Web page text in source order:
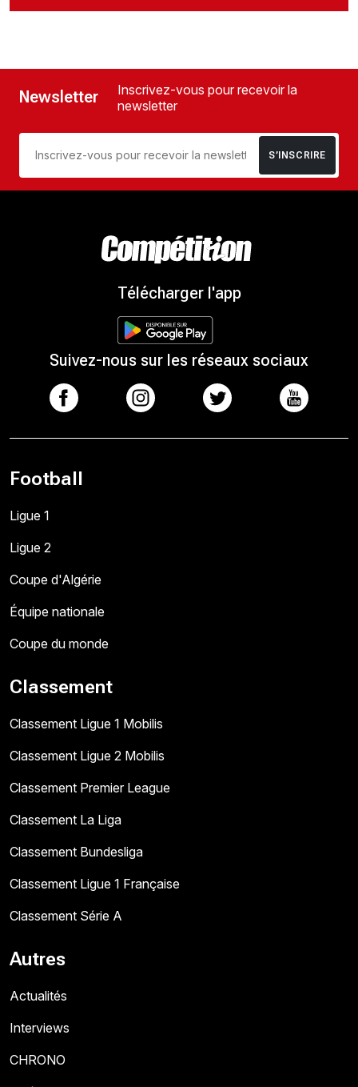
Newsletter
Inscrivez-vous pour recevoir la
newsletter
S’INSCRIRE
Télécharger l'app
Suivez-nous sur les réseaux sociaux
Football
Ligue 1
Ligue 2
Coupe d'Algérie
Équipe nationale
Coupe du monde
Classement
Classement Ligue 1 Mobilis
Classement Ligue 2 Mobilis
Classement Premier League
Classement La Liga
Classement Bundesliga
Classement Ligue 1 Française
Classement Série A
Autres
Actualités
Interviews
CHRONO